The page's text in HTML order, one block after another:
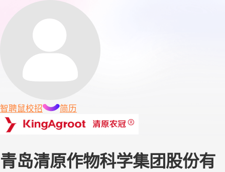
智聘鼠校招 简历
青岛清原作物科学集团股份有